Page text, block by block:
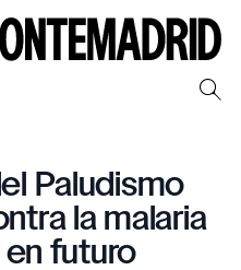
Paludismo
la malaria
futuro